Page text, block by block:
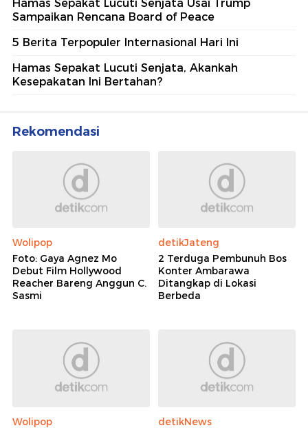
Hamas Sepakat Lucuti Senjata Usai Trump
Sampaikan Rencana Board of Peace
5 Berita Terpopuler Internasional Hari Ini
Hamas Sepakat Lucuti Senjata, Akankah
Kesepakatan Ini Bertahan?
Rekomendasi
Wolipop
Foto: Gaya Agnez Mo
Debut Film Hollywood
Reacher Bareng Anggun C.
Sasmi
detikJateng
2 Terduga Pembunuh Bos
Konter Ambarawa
Ditangkap di Lokasi
Berbeda
Wolipop
detikNews